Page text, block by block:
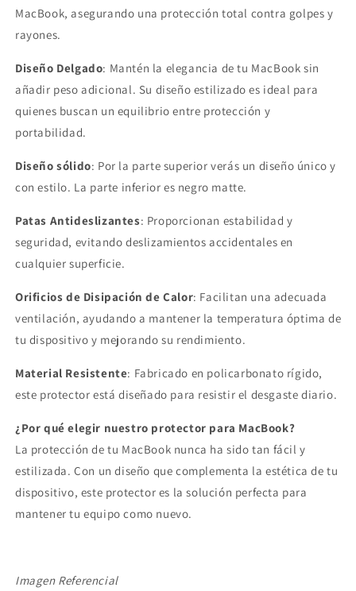
MacBook, asegurando una protección total contra golpes y
rayones.
Diseño Delgado: Mantén la elegancia de tu MacBook sin
añadir peso adicional. Su diseño estilizado es ideal para
quienes buscan un equilibrio entre protección y
portabilidad.
Diseño sólido: Por la parte superior verás un diseño único y
con estilo. La parte inferior es negro matte.
Patas Antideslizantes: Proporcionan estabilidad y
seguridad, evitando deslizamientos accidentales en
cualquier superficie.
Orificios de Disipación de Calor: Facilitan una adecuada
ventilación, ayudando a mantener la temperatura óptima de
tu dispositivo y mejorando su rendimiento.
Material Resistente: Fabricado en policarbonato rígido,
este protector está diseñado para resistir el desgaste diario.
¿Por qué elegir nuestro protector para MacBook?
La protección de tu MacBook nunca ha sido tan fácil y
estilizada. Con un diseño que complementa la estética de tu
dispositivo, este protector es la solución perfecta para
mantener tu equipo como nuevo.
Imagen Referencial